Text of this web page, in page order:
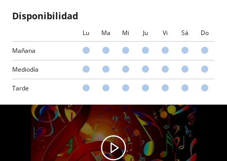
Disponibilidad
Lu Ma Mi Ju Vi Sá Do
Mañana
Mediodía
Tarde